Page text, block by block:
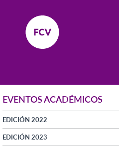
EVENTOS ACADÉMICOS
EDICIÓN 2022
EDICIÓN 2023